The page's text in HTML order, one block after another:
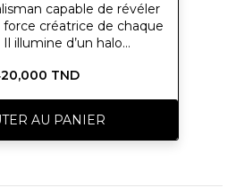
capable de révéler
créatrice de chaque
illumine d’un halo
sensuelles du parfum
floral de Jasmin lié à des
et ambrées.
TND
AU PANIER